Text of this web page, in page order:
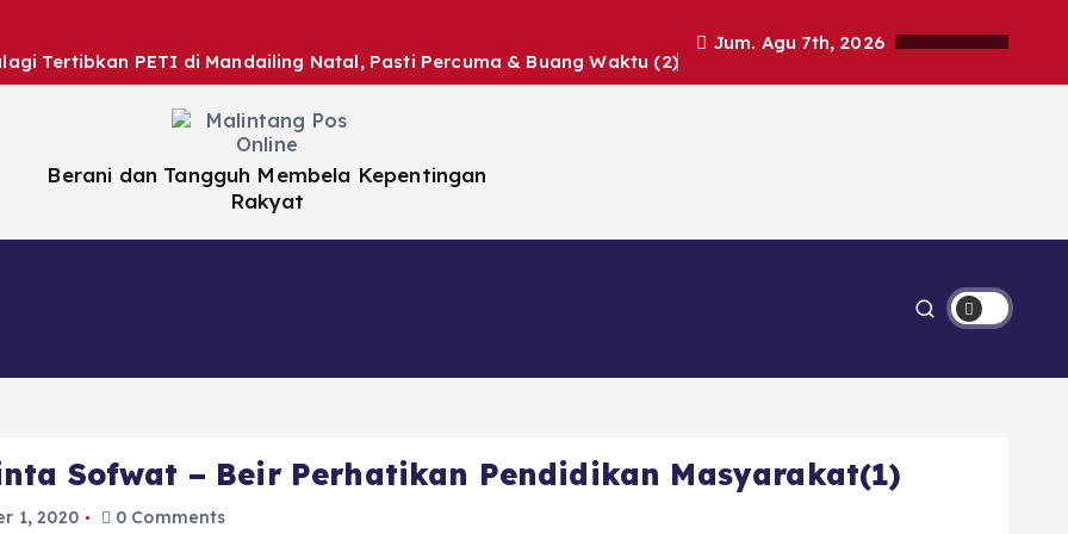
Tertibkan PETI di Mandailing Natal, Pasti Percuma & Buang Waktu (2)
Jum. Agu 7th, 2026
Berani dan Tangguh Membela Kepentingan
Rakyat
Sofwat – Beir Perhatikan Pendidikan Masyarakat(1)
1, 2020 0 Comments